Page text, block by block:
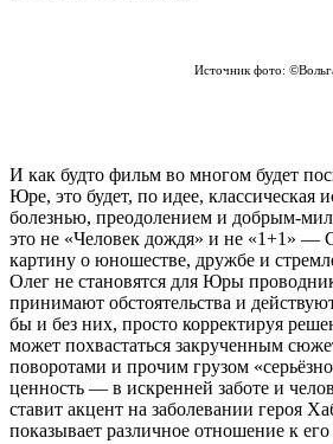
Источник фото:
И как будто фильм во многом будет
Юре, это будет, по идее, классическая
болезнью, преодолением и добрым-
это не «Человек дождя» и не «1+1» —
картину о юношестве, дружбе и
Олег не становятся для Юры
принимают обстоятельства и
бы и без них, просто корректируя
может похвастаться закрученным
поворотами и прочим грузом
ценность — в искренней заботе и
ставит акцент на заболевании героя
показывает различное отношение к